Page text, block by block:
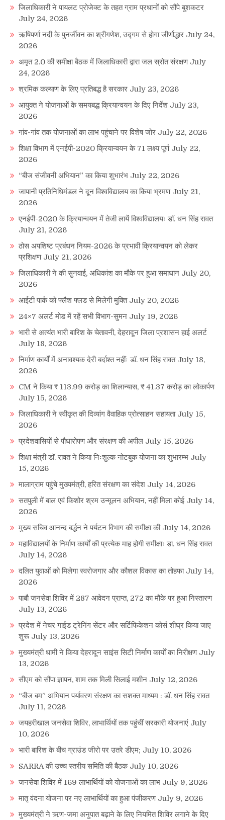
जिलाधिकारी ने पायलट प्रोजेक्ट के तहत ग्राम प्रधानों को सौंपे बुशकटर
July 24, 2026
ऋषिपर्णा नदी के पुनर्जीवन का श्रीगणेश, उद्गम से होगा जीर्णोद्धार July 24,
2026
अमृत 2.0 की समीक्षा बैठक में जिलाधिकारी द्वारा जल स्रोत संरक्षण July
24, 2026
श्रमिक कल्याण के लिए प्रतिबद्ध है सरकार July 23, 2026
आयुक्त ने योजनाओं के समयबद्ध क्रियान्वयन के दिए निर्देश July 23,
2026
गांव-गांव तक योजनाओं का लाभ पहुंचाने पर विशेष जोर July 22, 2026
शिक्षा विभाग में एनईपी-2020 क्रियान्वयन के 71 लक्ष्य पूर्ण July 22,
2026
“बीज संजीवनी अभियान” का किया शुभारंभ July 22, 2026
जापानी प्रतिनिधिमंडल ने दून विश्वविद्यालय का किया भ्रमण July 21,
2026
एनईपी-2020 के क्रियान्वयन में तेजी लायें विश्वविद्यालयः डॉ. धन सिंह रावत
July 21, 2026
ठोस अपशिष्ट प्रबंधन नियम-2026 के प्रभावी क्रियान्वयन को लेकर
प्रशिक्षण July 21, 2026
जिलाधिकारी ने की सुनवाई, अधिकांश का मौके पर हुआ समाधान July 20,
2026
आईटी पार्क को फ्लैश फ्लड से मिलेगी मुक्ति July 20, 2026
24×7 अलर्ट मोड में रहें सभी विभाग-सुमन July 19, 2026
भारी से अत्यंत भारी बारिश के चेतावनी, देहरादून जिला प्रशासन हाई अलर्ट
July 18, 2026
निर्माण कार्यों में अनावश्यक देरी बर्दाश्त नहींः डाॅ. धन सिंह रावत July 18,
2026
CM ने किया ₹ 113.99 करोड़ का शिलान्यास, ₹ 41.37 करोड़ का लोकार्पण
July 15, 2026
जिलाधिकारी ने स्वीकृत की दिव्यांग वैवाहिक प्रोत्साहन सहायता July 15,
2026
प्रदेशवासियों से पौधारोपण और संरक्षण की अपील July 15, 2026
शिक्षा मंत्री डाॅ. रावत ने किया निःशुल्क नोटबुक योजना का शुभारम्भ July
15, 2026
मालाग्राम पहुंचे मुख्यमंत्री, हरित संरक्षण का संदेश July 14, 2026
सतपुली में बाल एवं किशोर श्रम उन्मूलन अभियान, नहीं मिला कोई July 14,
2026
मुख्य सचिव आनन्द बर्द्धन ने पर्यटन विभाग की समीक्षा की July 14, 2026
महाविद्यालयों के निर्माण कार्यों की प्रत्येक माह होगी समीक्षाः डा. धन सिंह रावत
July 14, 2026
दलित युवाओं को मिलेगा स्वरोजगार और कौशल विकास का तोहफा July 14,
2026
पाबौ जनसेवा शिविर में 287 आवेदन प्राप्त, 272 का मौके पर हुआ निस्तारण
July 13, 2026
प्रदेश में नेचर गाईड ट्रेनिंग सेंटर और सर्टिफिकेशन कोर्स शीघ्र किया जाए
शुरू July 13, 2026
मुख्यमंत्री धामी ने किया देहरादून साइंस सिटी निर्माण कार्यों का निरीक्षण July
13, 2026
सीएम को सौंपा ज्ञापन, शाम तक मिली सिलाई मशीन July 12, 2026
“बीज बम” अभियान पर्यावरण संरक्षण का सशक्त माध्यम : डॉ. धन सिंह रावत
July 11, 2026
जयहरीखाल जनसेवा शिविर, लाभार्थियों तक पहुंचीं सरकारी योजनाएं July
10, 2026
भारी बारिश के बीच ग्राउंड जीरो पर उतरे डीएम; July 10, 2026
SARRA की उच्च स्तरीय समिति की बैठक July 10, 2026
जनसेवा शिविर में 169 लाभार्थियों को योजनाओं का लाभ July 9, 2026
मातृ वंदना योजना पर नए लाभार्थियों का हुआ पंजीकरण July 9, 2026
मुख्यमंत्री ने ऋण-जमा अनुपात बढ़ाने के लिए नियमित शिविर लगाने के दिए